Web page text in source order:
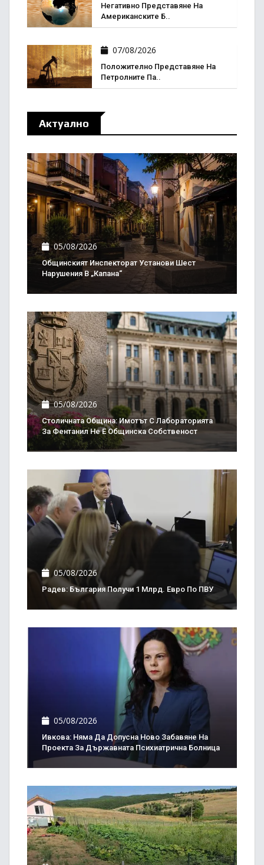
Негативно Представяне На
Американските Б..
07/08/2026
Положително Представяне На
Петролните Па..
Актуално
05/08/2026
Общинският Инспекторат Установи Шест
Нарушения В „Капана“
05/08/2026
Столичната Община: Имотът С Лабораторията
За Фентанил Не Е Общинска Собственост
05/08/2026
Радев: България Получи 1 Млрд. Евро По ПВУ
05/08/2026
Ивкова: Няма Да Допусна Ново Забавяне На
Проекта За Държавната Психиатрична Болница